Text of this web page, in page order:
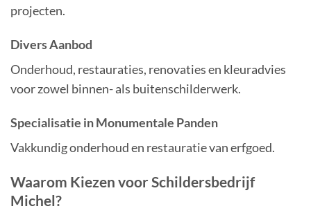
projecten.
Divers Aanbod
Onderhoud, restauraties, renovaties en kleuradvies
voor zowel binnen- als buitenschilderwerk.
Specialisatie in Monumentale Panden
Vakkundig onderhoud en restauratie van erfgoed.
Waarom Kiezen voor Schildersbedrijf
Michel?